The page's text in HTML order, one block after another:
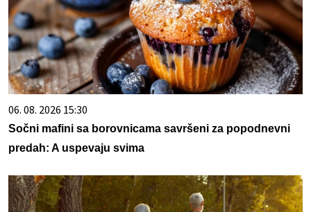
06. 08. 2026 15:30
Sočni mafini sa borovnicama savršeni za popodnevni
predah: A uspevaju svima